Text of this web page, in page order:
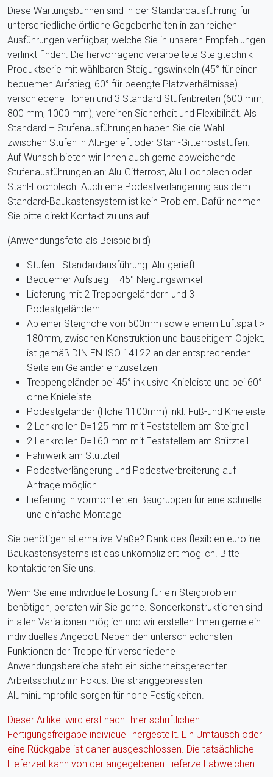
Diese Wartungsbühnen sind in der Standardausführung für
unterschiedliche örtliche Gegebenheiten in zahlreichen
Ausführungen verfügbar, welche Sie in unseren Empfehlungen
verlinkt finden. Die hervorragend verarbeitete Steigtechnik
Produktserie mit wählbaren Steigungswinkeln (45° für einen
bequemen Aufstieg, 60° für beengte Platzverhältnisse)
verschiedene Höhen und 3 Standard Stufenbreiten (600 mm,
800 mm, 1000 mm), vereinen Sicherheit und Flexibilität. Als
Standard – Stufenausführungen haben Sie die Wahl
zwischen Stufen in Alu-gerieft oder Stahl-Gitterroststufen.
Auf Wunsch bieten wir Ihnen auch gerne abweichende
Stufenausführungen an: Alu-Gitterrost, Alu-Lochblech oder
Stahl-Lochblech. Auch eine Podestverlängerung aus dem
Standard-Baukastensystem ist kein Problem. Dafür nehmen
Sie bitte direkt Kontakt zu uns auf.
(Anwendungsfoto als Beispielbild)
Stufen - Standardausführung: Alu-gerieft
Bequemer Aufstieg – 45° Neigungswinkel
Lieferung mit 2 Treppengeländern und 3
Podestgeländern
Ab einer Steighöhe von 500mm sowie einem Luftspalt >
180mm, zwischen Konstruktion und bauseitigem Objekt,
ist gemäß DIN EN ISO 14122 an der entsprechenden
Seite ein Geländer einzusetzen
Treppengeländer bei 45° inklusive Knieleiste und bei 60°
ohne Knieleiste
Podestgeländer (Höhe 1100mm) inkl. Fuß-und Knieleiste
2 Lenkrollen D=125 mm mit Feststellern am Steigteil
2 Lenkrollen D=160 mm mit Feststellern am Stützteil
Fahrwerk am Stützteil
Podestverlängerung und Podestverbreiterung auf
Anfrage möglich
Lieferung in vormontierten Baugruppen für eine schnelle
und einfache Montage
Sie benötigen alternative Maße? Dank des flexiblen euroline
Baukastensystems ist das unkompliziert möglich. Bitte
kontaktieren Sie uns.
Wenn Sie eine individuelle Lösung für ein Steigproblem
benötigen, beraten wir Sie gerne. Sonderkonstruktionen sind
in allen Variationen möglich und wir erstellen Ihnen gerne ein
individuelles Angebot. Neben den unterschiedlichsten
Funktionen der Treppe für verschiedene
Anwendungsbereiche steht ein sicherheitsgerechter
Arbeitsschutz im Fokus. Die stranggepressten
Aluminiumprofile sorgen für hohe Festigkeiten.
Dieser Artikel wird erst nach Ihrer schriftlichen
Fertigungsfreigabe individuell hergestellt. Ein Umtausch oder
eine Rückgabe ist daher ausgeschlossen. Die tatsächliche
Lieferzeit kann von der angegebenen Lieferzeit abweichen.